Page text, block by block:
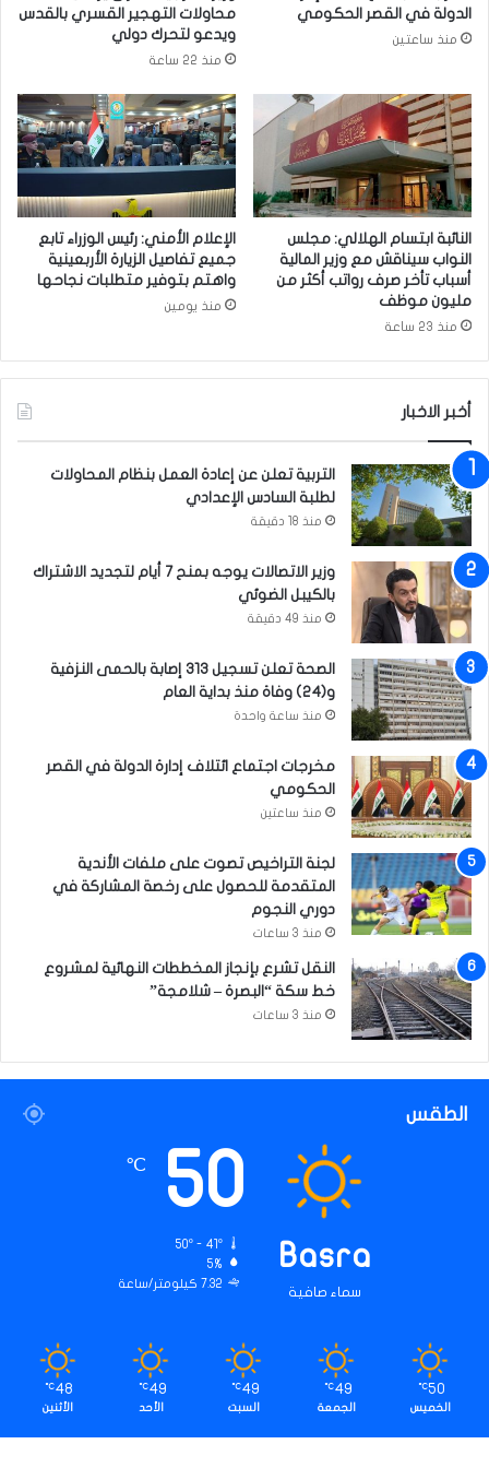
.
ت
ر
ف
ع
ل
ي
ه
ا
ت
ش
ف
ع
ن
ع
ز
م
ب
ا
ي
د
د
ق
م
ة
ع
ل
م
ي
ة
الدولة في القصر الحكومي
منذ ساعتين
محاولات التهجير القسري بالقدس
ويدعو لتحرك دولي
منذ 22 ساعة
النائبة ابتسام الهلالي: مجلس
النواب سيناقش مع وزير المالية
أسباب تأخر صرف رواتب أكثر من
مليون موظف
منذ 23 ساعة
الإعلام الأمني: رئيس الوزراء تابع
جميع تفاصيل الزيارة الأربعينية
واهتم بتوفير متطلبات نجاحها
منذ يومين
أخبر الاخبار
التربية تعلن عن إعادة العمل بنظام المحاولات
لطلبة السادس الإعدادي
منذ 18 دقيقة
وزير الاتصالات يوجه بمنح 7 أيام لتجديد الاشتراك
بالكيبل الضوئي
منذ 49 دقيقة
الصحة تعلن تسجيل 313 إصابة بالحمى النزفية
و(24) وفاة منذ بداية العام
منذ ساعة واحدة
مخرجات اجتماع ائتلاف إدارة الدولة في القصر
الحكومي
منذ ساعتين
لجنة التراخيص تصوت على ملفات الأندية
المتقدمة للحصول على رخصة المشاركة في
دوري النجوم
منذ 3 ساعات
النقل تشرع بإنجاز المخططات النهائية لمشروع
خط سكة “البصرة – شلامجة”
منذ 3 ساعات
الطقس
Basra
سماء صافية
50
℃
50º - 41º
5%
7.32 كيلومتر/ساعة
50
℃
الخميس
49
℃
الجمعة
49
℃
السبت
49
℃
الأحد
48
℃
الأثنين